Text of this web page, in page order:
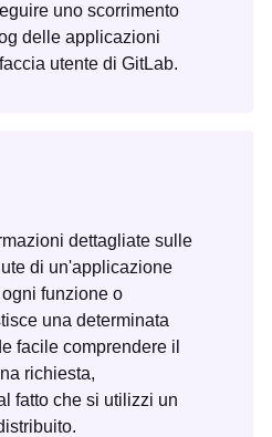
uno scorrimento
delle applicazioni
utente di GitLab.
dettagliate sulle
di un'applicazione
funzione o
una determinata
facile comprendere il
richiesta,
fatto che si utilizzi un